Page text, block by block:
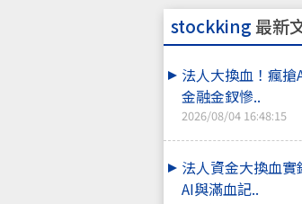
stockking最新
法人大換血！瘋
金融金釵慘..
2026/08/04 16:48:15
法人資金大換血
AI與滿血記..